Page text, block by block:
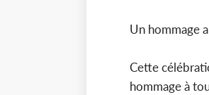
Un hommage
Cette
hommage à